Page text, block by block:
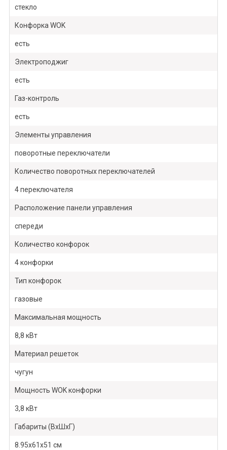
стекло
Конфорка WOK
есть
Электроподжиг
есть
Газ-контроль
есть
Элементы управления
поворотные переключатели
Количество поворотных переключателей
4 переключателя
Расположение панели управления
спереди
Количество конфорок
4 конфорки
Тип конфорок
газовые
Максимальная мощность
8,8 кВт
Материал решеток
чугун
Мощность WOK конфорки
3,8 кВт
Габариты (ВхШхГ)
8.95х61х51 см